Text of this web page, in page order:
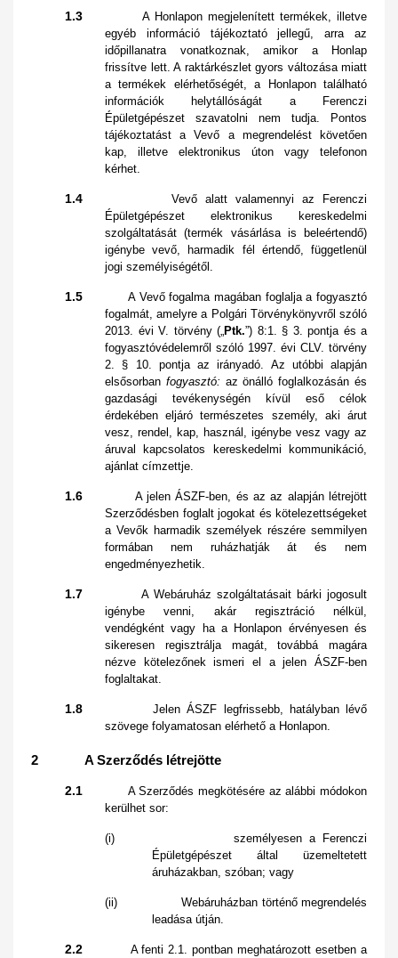
1.3 A Honlapon megjelenített termékek, illetve
egyéb információ tájékoztató jellegű, arra az
időpillanatra vonatkoznak, amikor a Honlap
frissítve lett. A raktárkészlet gyors változása miatt
a termékek elérhetőségét, a Honlapon található
információk helytállóságát a Ferenczi
Épületgépészet szavatolni nem tudja. Pontos
tájékoztatást a Vevő a megrendelést követően
kap, illetve elektronikus úton vagy telefonon
kérhet.
1.4 Vevő alatt valamennyi az Ferenczi
Épületgépészet elektronikus kereskedelmi
szolgáltatását (termék vásárlása is beleértendő)
igénybe vevő, harmadik fél értendő, függetlenül
jogi személyiségétől.
1.5A Vevő fogalma magában foglalja a fogyasztó
fogalmát, amelyre a Polgári Törvénykönyvről szóló
2013. évi V. törvény („ Ptk.”) 8:1. § 3. pontja és a
fogyasztóvédelemről szóló 1997. évi CLV. törvény
2. § 10. pontja az irányadó. Az utóbbi alapján
elsősorban fogyasztó: az önálló foglalkozásán és
gazdasági tevékenységén kívül eső célok
érdekében eljáró természetes személy, aki árut
vesz, rendel, kap, használ, igénybe vesz vagy az
áruval kapcsolatos kereskedelmi kommunikáció,
ajánlat címzettje.
1.6 A jelen ÁSZF-ben, és az az alapján létrejött
Szerződésben foglalt jogokat és kötelezettségeket
a Vevők harmadik személyek részére semmilyen
formában nem ruházhatják át és nem
engedményezhetik.
1.7 A Webáruház szolgáltatásait bárki jogosult
igénybe venni, akár regisztráció nélkül,
vendégként vagy ha a Honlapon érvényesen és
sikeresen regisztrálja magát, továbbá magára
nézve kötelezőnek ismeri el a jelen ÁSZF-ben
foglaltakat.
1.8Jelen ÁSZF legfrissebb, hatályban lévő
szövege folyamatosan elérhető a Honlapon.
2 A Szerződés létrejötte
2.1 A Szerződés megkötésére az alábbi módokon
kerülhet sor:
(i) személyesen a Ferenczi
Épületgépészet által üzemeltetett
áruházakban, szóban; vagy
(ii) Webáruházban történő megrendelés
leadása útján.
2.2 A fenti 2.1. pontban meghatározott esetben a